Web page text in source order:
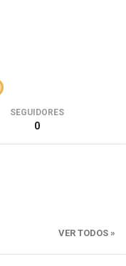
SEGUIDORES
0
VER TODOS »